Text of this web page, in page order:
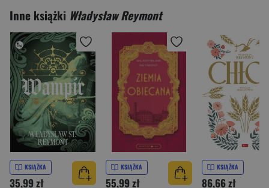
Inne książki Władysław Reymont
KSIĄŻKA
35,99 zł
KSIĄŻKA
55,99 zł
KSIĄŻKA
86,66 zł